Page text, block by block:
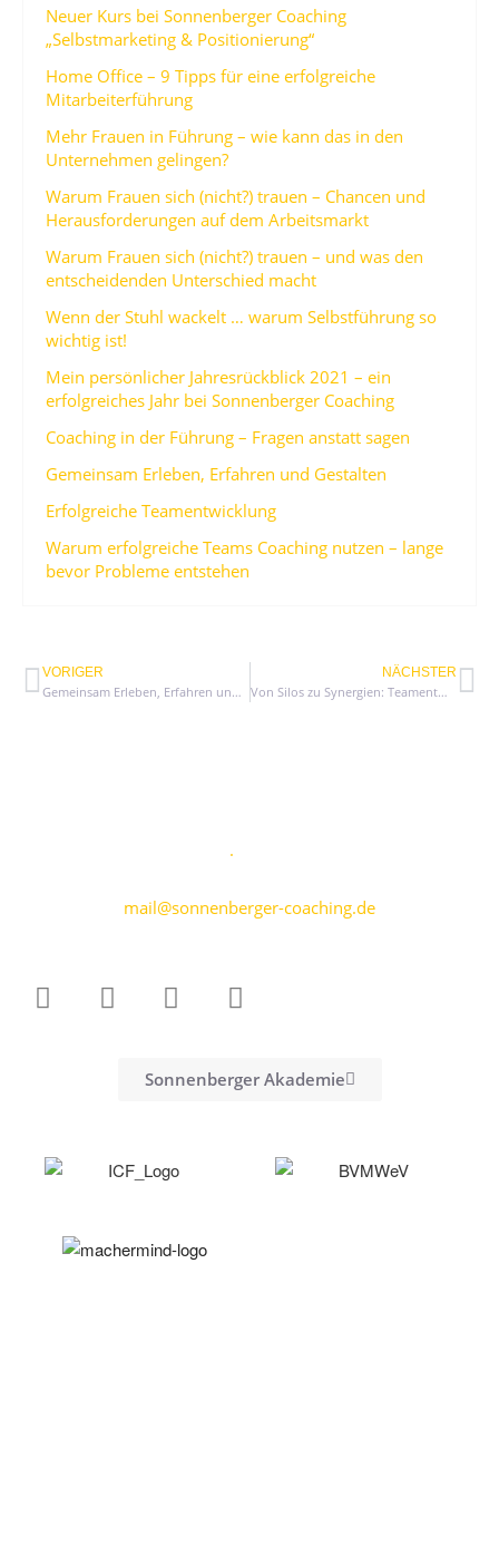
Neuer Kurs bei Sonnenberger Coaching
„Selbstmarketing & Positionierung“
Home Office – 9 Tipps für eine erfolgreiche
Mitarbeiterführung
Mehr Frauen in Führung – wie kann das in den
Unternehmen gelingen?
Warum Frauen sich (nicht?) trauen – Chancen und
Herausforderungen auf dem Arbeitsmarkt
Warum Frauen sich (nicht?) trauen – und was den
entscheidenden Unterschied macht
Wenn der Stuhl wackelt … warum Selbstführung so
wichtig ist!
Mein persönlicher Jahresrückblick 2021 – ein
erfolgreiches Jahr bei Sonnenberger Coaching
Coaching in der Führung – Fragen anstatt sagen
Gemeinsam Erleben, Erfahren und Gestalten
Erfolgreiche Teamentwicklung
Warum erfolgreiche Teams Coaching nutzen – lange
bevor Probleme entstehen
VORIGER
Gemeinsam Erleben, Erfahren und Gestalten
NÄCHSTER
Von Silos zu Synergien: Teamentwicklung über Abteilungsgrenzen hinaus
·
mail@sonnenberger-coaching.de
Sonnenberger Akademie